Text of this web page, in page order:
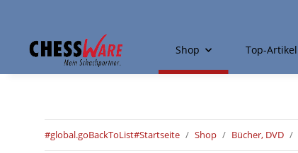
Shop Top-Artikel
#global.goBackToList#Startseite Shop Bücher, DVD